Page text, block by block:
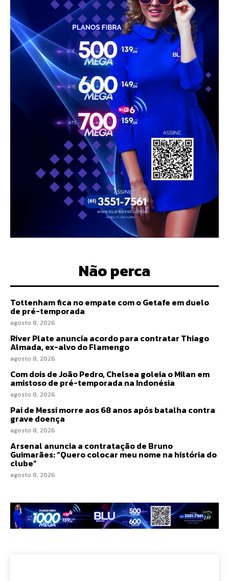
Não perca
Tottenham fica no empate com o Getafe em duelo
de pré-temporada
agosto 8, 2026
River Plate anuncia acordo para contratar Thiago
Almada, ex-alvo do Flamengo
agosto 8, 2026
Com dois de João Pedro, Chelsea goleia o Milan em
amistoso de pré-temporada na Indonésia
agosto 8, 2026
Pai de Messi morre aos 68 anos após batalha contra
grave doença
agosto 8, 2026
Arsenal anuncia a contratação de Bruno
Guimarães: “Quero colocar meu nome na história do
clube”
agosto 8, 2026